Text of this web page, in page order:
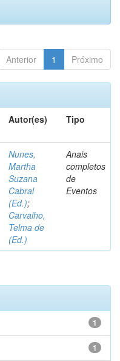
Anterior 1 Próximo
Autor(es) Tipo
Nunes,
Martha
Suzana
Cabral
(Ed.);
Carvalho,
Telma de
(Ed.)
Anais
completos
de
Eventos
1
1